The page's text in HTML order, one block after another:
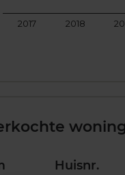
2017 2018
Huisnr.